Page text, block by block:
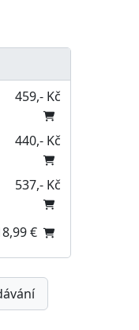
459,- Kč
440,- Kč
537,- Kč
€